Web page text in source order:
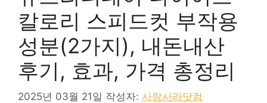
칼로리 스피드컷 부작용
성분(2가지), 내돈내산
후기, 효과, 가격 총정리
2025년 03월 21일 작성자: 사랑사라닷컴